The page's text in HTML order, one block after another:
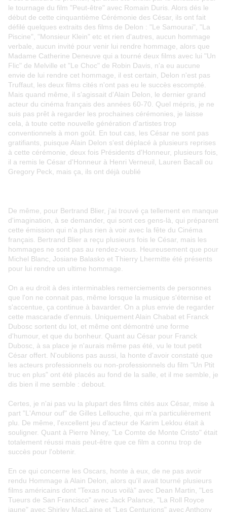
le tournage du film "Peut-être" avec Romain Duris. Alors dés le
début de cette cinquantième Cérémonie des César, ils ont fait
défilé quelques extraits des films de Delon : "Le Samourai", "La
Piscine", "Monsieur Klein" etc et rien d'autres, aucun hommage
verbale, aucun invité pour venir lui rendre hommage, alors que
Madame Catherine Deneuve qui a tourné deux films avec lui "Un
Flic" de Melville et "Le Choc" de Robin Davis, n'a eu aucune
envie de lui rendre cet hommage, il est certain, Delon n'est pas
Truffaut, les deux films cités n'ont pas eu le succès escompté.
Mais quand même, il s'agissait d'Alain Delon, le dernier grand
acteur du cinéma français des années 60-70. Quel mépris, je ne
suis pas prêt à regarder les prochaines cérémonies, je laisse
cela, à toute cette nouvelle génération d'artistes trop
conventionnels à mon goût. En tout cas, les César ne sont pas
gratifiants, puisque Alain Delon s'est déplacé à plusieurs reprises
à cette cérémonie, deux fois Présidents d'Honneur, plusieurs fois,
il a remis le César d'Honneur à Henri Verneuil, Lauren Bacall ou
Gregory Peck, mais ça, ils ont déjà oublié
De même, pour Bertrand Blier, j'ai trouvé ça tellement en manque
d'imagination, à se demander, qui sont ces gens-là, qui préparent
cette émission qui n'a plus rien à voir avec la fête du Cinéma
français. Bertrand Blier a reçu plusieurs fois le César, mais les
hommages ne sont pas au rendez-vous. Heureusement que pour
Michel Blanc, Josiane Balasko et Thierry Lhermitte été présents
pour lui rendre un ultime hommage.
On a eu droit à des interminables remerciements de personnes
que l'on ne connait pas, même lorsque la musique s'éternise et
s'accentue, ça continue à bavarder. On a plus envie de regarder
cette mascarade d'ennuis. Uniquement Alain Chabat et Franck
Dubosc sortent du lot, et même ont démontré une forme
d'humour, et que du bonheur. Quant au César pour Franck
Dubosc, à sa place je n'aurais même pas été, vu le tout petit
César offert. N'oublions pas aussi, la honte d'avoir constaté que
les acteurs professionnels ou non-professionnels du film "Un Ptit
truc en plus" ont été placés au fond de la salle, et il me semble, je
dis bien il me semble : debout.
Certes, je n'ai pas vu la plupart des films cités aux César, mise à
part "L'Amour ouf" de Gilles Lellouche, qui m'a particulièrement
plu. De même, l'excellent jeu d'acteur de Karim Leklou était à
souligner. Quant à Pierre Niney, "Le Comte de Monte Cristo" était
totalement réussi mais peut-être que ce film a connu trop de
succès pour l'obtenir.
En ce qui concerne les Oscars, honte à eux, de ne pas avoir
rendu Hommage à Alain Delon, alors qu'il avait tourné plusieurs
films américains dont "Texas nous voilà" avec Dean Martin, "Les
Tueurs de San Francisco" avec Jack Palance, "La Roll Royce
jaune" avec Shirley MacLaine et "Les Centurions" avec Anthony